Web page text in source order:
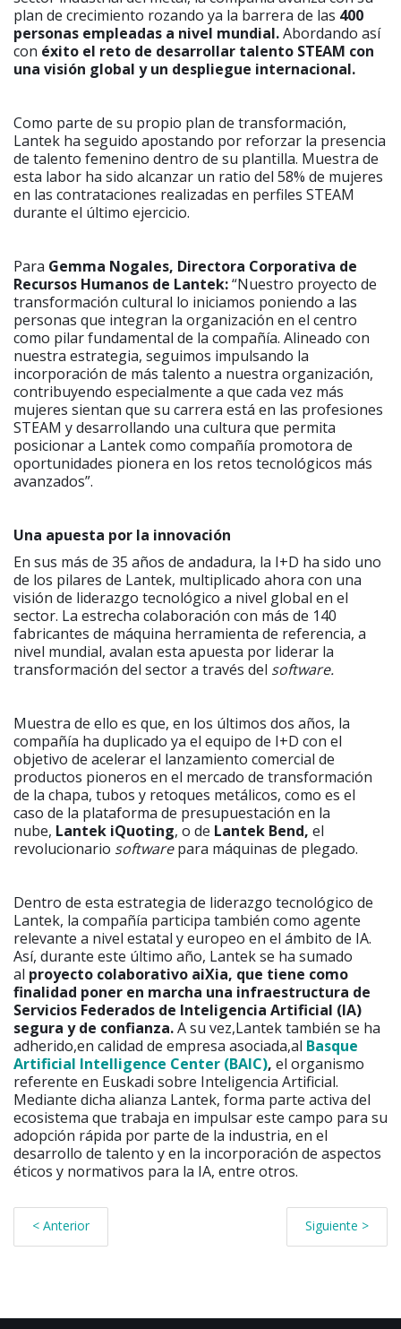
plan de crecimiento rozando ya la barrera de las 400
personas empleadas a nivel mundial.Abordando así
con éxito el reto de desarrollar talento STEAM con
una visión global y un despliegue internacional.
Como parte de su propio plan de transformación,
Lantek ha seguido apostando por reforzar la presencia
de talento femenino dentro de su plantilla. Muestra de
esta labor ha sido alcanzar un ratio del 58% de mujeres
en las contrataciones realizadas en perfiles STEAM
durante el último ejercicio.
Para Gemma Nogales, Directora Corporativa de
Recursos Humanos de Lantek:“Nuestro proyecto de
transformación cultural lo iniciamos poniendo a las
personas que integran la organización en el centro
como pilar fundamental de la compañía. Alineado con
nuestra estrategia, seguimos impulsando la
incorporación de más talento a nuestra organización,
contribuyendo especialmente a que cada vez más
mujeres sientan que su carrera está en las profesiones
STEAM y desarrollando una cultura que permita
posicionar a Lantek como compañía promotora de
oportunidades pionera en los retos tecnológicos más
avanzados”.
Una apuesta por la innovación
En sus más de 35 años de andadura, la I+D ha sido uno
de los pilares de Lantek, multiplicado ahora con una
visión de liderazgo tecnológico a nivel global en el
sector. La estrecha colaboración con más de 140
fabricantes de máquina herramienta de referencia, a
nivel mundial, avalan esta apuesta por liderar la
transformación del sector a través del software.
Muestra de ello es que, en los últimos dos años, la
compañía ha duplicado ya el equipo de I+D con el
objetivo de acelerar el lanzamiento comercial de
productos pioneros en el mercado de transformación
de la chapa, tubos y retoques metálicos, como es el
caso de la plataforma de presupuestación en la
nube, Lantek iQuoting, o de Lantek Bend, el
revolucionario softwarepara máquinas de plegado.
Dentro de esta estrategia de liderazgo tecnológico de
Lantek, la compañía participa también como agente
relevante a nivel estatal y europeo en el ámbito de IA.
Así, durante este último año, Lantek se ha sumado
al proyecto colaborativo aiXia, que tiene como
finalidad poner en marcha una infraestructura de
Servicios Federados de Inteligencia Artificial (IA)
segura y de confianza.A su vez,Lantek también se ha
adherido,en calidad de empresa asociada,al Basque
Artificial Intelligence Center (BAIC), el organismo
referente en Euskadi sobre Inteligencia Artificial.
Mediante dicha alianza Lantek, forma parte activa del
ecosistema que trabaja en impulsar este campo para su
adopción rápida por parte de la industria, en el
desarrollo de talento y en la incorporación de aspectos
éticos y normativos para la IA, entre otros.
< Anterior Siguiente >